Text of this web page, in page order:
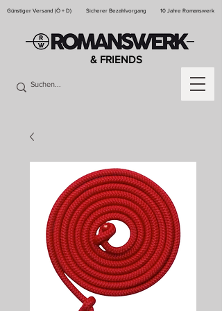
Günstiger Versand (Ö + D) Sicherer Bezahlvorgang 10 Jahre Romanswerk
& FRIENDS